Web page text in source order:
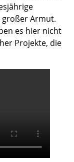
großer Armut.
es hier nicht
Projekte, die